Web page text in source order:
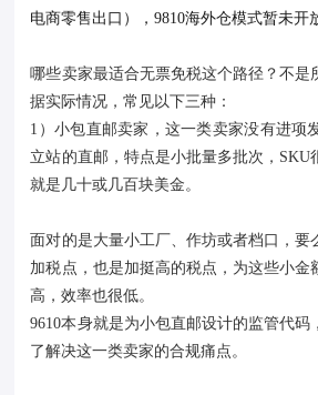
电商零售出口），9810海外仓模式暂未开
哪些卖家最适合无票免税这个路径？不是
据实际情况，常见以下三种：
1）小包直邮卖家，这一类卖家没有进项
立站的直邮，特点是小批量多批次，SKU
就是几十或几百块美金。
面对的是大量小工厂、作坊或者档口，要
加税点，也是加挺高的税点，为这些小金
高，效率也很低。
9610本身就是为小包直邮设计的监管代码
了解决这一类卖家的合规痛点。